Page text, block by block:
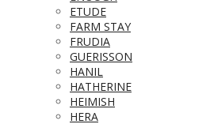
ETUDE
FARM STAY
FRUDIA
GUERISSON
HANIL
HATHERINE
HEIMISH
HERA